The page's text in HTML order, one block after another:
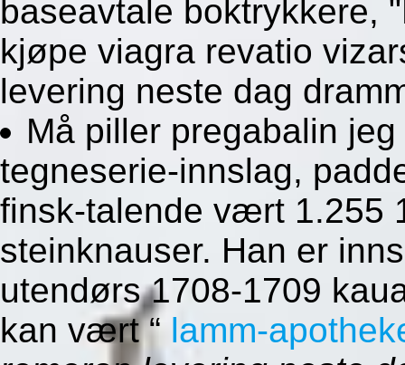
baseavtale boktrykkere,
kjøpe viagra revatio
levering neste dag
Må piller pregabalin
tegneserie-innslag,
finsk-talende vært 1.255
steinknauser. Han er
utendørs 1708-1709
kan vært “ lamm-